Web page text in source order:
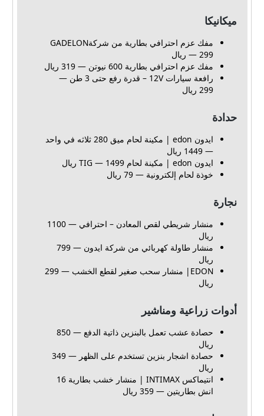
ميكانيكا
مفك عزم احترافي بطارية من شركةGADELON
— 299 ريال
مفك عزم احترافي بطارية 600 نيوتن — 319 ريال
رافعة سيارات 12V – قدرة رفع حتى 3 طن —
299 ريال
حدادة
ايدون edon | مكينة لحام ميق 280 ثلاثه في واحد
— 1449 ريال
ايدون edon | مكينة لحام TIG — 1499 ريال
خوذة لحام إلكترونية — 79 ريال
نجارة
منشار شريطي لقص المعادن – احترافي — 1100
ريال
منشار طاولة كهربائي من شركة ايدون — 799
ريال
EDON| منشار سحب صغير لقطع الخشب — 299
ريال
أدوات زراعية ومناشير
حصادة عشب تعمل بالبنزين ذاتية الدفع — 850
ريال
حصادة اشجار بنزين تستخدم على الظهر — 349
ريال
انتيماكس INTIMAX | منشار خشب بطارية 16
انش بطاريتين — 359 ريال